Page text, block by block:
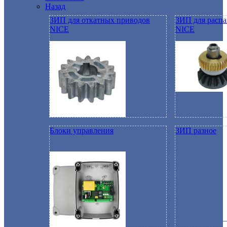
Назад
ЗИП для откатных приводов
NICE
ЗИП для
NICE
Блоки управления ЗИП разное